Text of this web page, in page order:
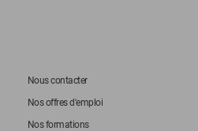
Nous contacter
Nos offres d'emploi
Nos formations